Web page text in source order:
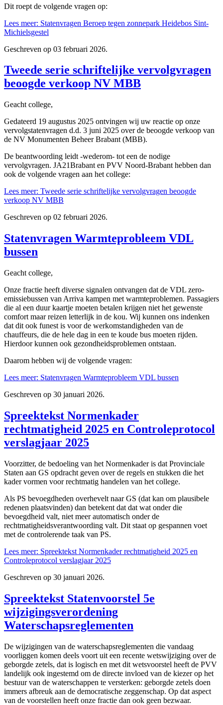
Dit roept de volgende vragen op:
Lees meer: Statenvragen Beroep tegen zonnepark Heidebos Sint-
Michielsgestel
Geschreven op 03 februari 2026.
Tweede serie schriftelijke vervolgvragen
beoogde verkoop NV MBB
Geacht college,
Gedateerd 19 augustus 2025 ontvingen wij uw reactie op onze
vervolgstatenvragen d.d. 3 juni 2025 over de beoogde verkoop van
de NV Monumenten Beheer Brabant (MBB).
De beantwoording leidt -wederom- tot een de nodige
vervolgvragen. JA21Brabant en PVV Noord-Brabant hebben dan
ook de volgende vragen aan het college:
Lees meer: Tweede serie schriftelijke vervolgvragen beoogde
verkoop NV MBB
Geschreven op 02 februari 2026.
Statenvragen Warmteprobleem VDL
bussen
Geacht college,
Onze fractie heeft diverse signalen ontvangen dat de VDL zero-
emissiebussen van Arriva kampen met warmteproblemen. Passagiers
die al een duur kaartje moeten betalen krijgen niet het gewenste
comfort maar reizen letterlijk in de kou. Wij kunnen ons indenken
dat dit ook funest is voor de werkomstandigheden van de
chauffeurs, die de hele dag in een te koude bus moeten rijden.
Hierdoor kunnen ook gezondheidsproblemen ontstaan.
Daarom hebben wij de volgende vragen:
Lees meer: Statenvragen Warmteprobleem VDL bussen
Geschreven op 30 januari 2026.
Spreektekst Normenkader
rechtmatigheid 2025 en Controleprotocol
verslagjaar 2025
Voorzitter, de bedoeling van het Normenkader is dat Provinciale
Staten aan GS opdracht geven over de regels en stukken die het
kader vormen voor rechtmatig handelen van het college.
Als PS bevoegdheden overhevelt naar GS (dat kan om plausibele
redenen plaatsvinden) dan betekent dat dat wat onder die
bevoegdheid valt, niet meer automatisch onder de
rechtmatigheidsverantwoording valt. Dit staat op gespannen voet
met de controlerende taak van PS.
Lees meer: Spreektekst Normenkader rechtmatigheid 2025 en
Controleprotocol verslagjaar 2025
Geschreven op 30 januari 2026.
Spreektekst Statenvoorstel 5e
wijzigingsverordening
Waterschapsreglementen
De wijzigingen van de waterschapsreglementen die vandaag
voorliggen komen deels voort uit een recente wetswijziging over de
geborgde zetels, dat is logisch en met dit wetsvoorstel heeft de PVV
landelijk ook ingestemd om de directe invloed van de kiezer op het
bestuur van de waterschappen te versterken: geborgde zetels doen
immers afbreuk aan de democratische zeggenschap. Op dat aspect
van de voorstellen heeft onze fractie dan ook geen bezwaar.